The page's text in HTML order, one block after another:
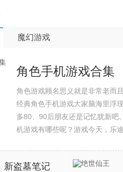
魔幻游戏
角色手机游戏合集
角色游戏顾名思义就是非常老而
经典角色手机游戏大家脑海里浮
多80、90后朋友还是记忆犹新吧
机游戏有哪些呢？游戏今天，乐
新盗墓笔记